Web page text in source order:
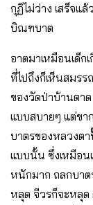
กุฏิไม่ว่าง เสร็จแ
บิณฑบาต
อาตมาเหมือนเด็ก
ที่ไปถึงก็เห็นสมรร
ของวัดป่าบ้านตาด
แบบสบายๆ แต่ขา
บาตรของหลวงตา
แบบนั้น ซึ่งเหมือน
หนักมาก ถลกบาต
หลุด จีวรก็จะหลุด